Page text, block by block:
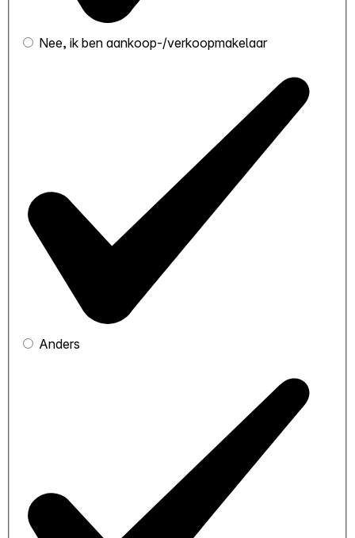
Nee, ik ben aankoop-/verkoopmakelaar
Anders